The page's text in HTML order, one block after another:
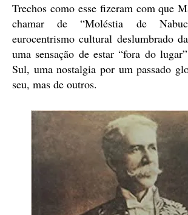
Trechos como esse fizeram com que
chamar de “Moléstia de
eurocentrismo cultural deslumbrado
uma sensação de estar “fora do
Sul, uma nostalgia por um passado
seu, mas de outros.